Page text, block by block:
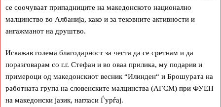
се соочуваат припадниците на македонското национално
малцинство во Албанија, како и за тековните активности и
ангажманот на друштво.
Искажав голема благодарност за честа да се сретнам и да
поразговарам со г.г. Стефан и во оваа прилика, му подарив и
примероци од македонскиот весник “Илинден“ и Брошурата на
работната група на словенските малцинства (АГСМ) при ФУЕН
на македонски јазик, нагласи Ѓурѓај.